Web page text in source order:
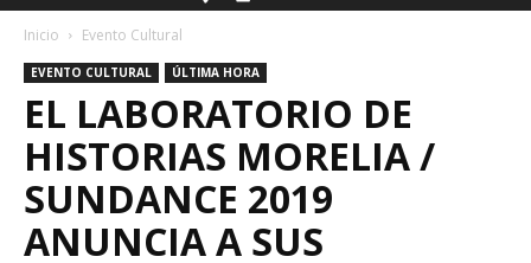
Inicio Evento Cultural
EVENTO CULTURAL ÚLTIMA HORA
EL LABORATORIO DE
HISTORIAS MORELIA /
SUNDANCE 2019
ANUNCIA A SUS